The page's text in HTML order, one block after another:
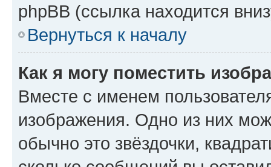
phpBB (ссылка находится
Вернуться к началу
Как я могу поместить
Вместе с именем
изображения. Одно из них
обычно это звёздочки,